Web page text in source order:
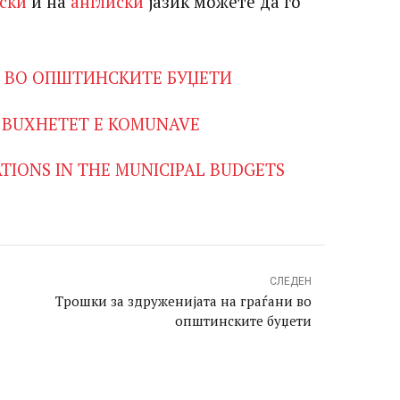
ВО ОПШТИНСКИТЕ БУЏЕТИ
E KOMUNAVE
IN THE MUNICIPAL BUDGETS
СЛЕДЕН
Трошки за здруженијата на граѓани во
општинските буџети